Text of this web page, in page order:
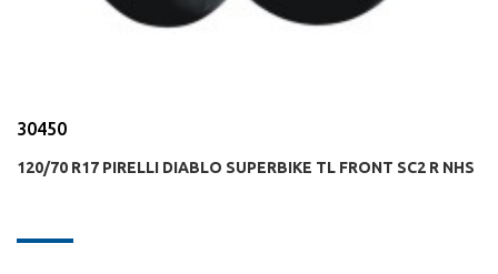
30450
120/70 R17 PIRELLI DIABLO SUPERBIKE TL FRONT SC2 R NHS